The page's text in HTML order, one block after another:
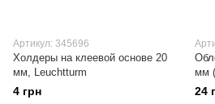
Артикул: 345696
Холдеры на клеевой основе 20
мм, Leuchtturm
4 грн
мм
24